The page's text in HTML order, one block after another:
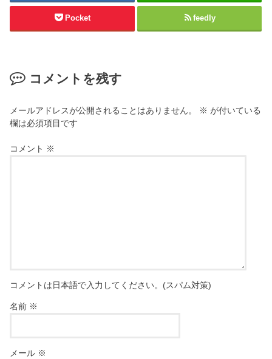
Pocket feedly
コメントを残す
メールアドレスが公開されることはありません。 ※ が付いている
欄は必須項目です
コメント ※
コメントは日本語で入力してください。(スパム対策)
名前 ※
メール ※